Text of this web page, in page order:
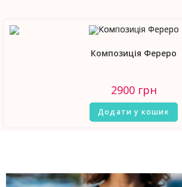
Композиція Фереро
2900 грн
Додати у кошик